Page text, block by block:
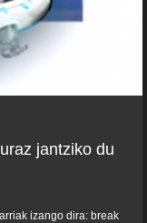
jantziko du
izango dira: break